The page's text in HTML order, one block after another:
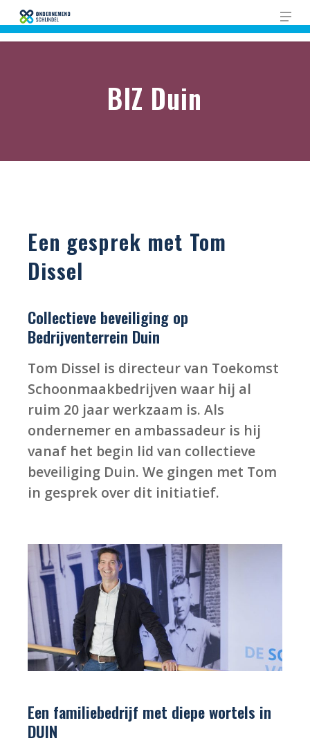
Skip
to
BIZ Duin
Een gesprek met Tom
Dissel
Collectieve beveiliging op
Bedrijventerrein Duin
Tom Dissel is directeur van Toekomst
Schoonmaakbedrijven waar hij al
ruim 20 jaar werkzaam is. Als
ondernemer en ambassadeur is hij
vanaf het begin lid van collectieve
beveiliging Duin. We gingen met Tom
in gesprek over dit initiatief.
Een familiebedrijf met diepe wortels in
DUIN
Close